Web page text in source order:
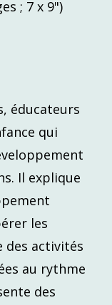
; 7 x 9")
éducateurs
qui
Il explique
les
des activités
au rythme
des